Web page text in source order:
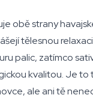
obě strany
tělesnou
palic, zatímco
kvalitou. Je to
ale ani tě